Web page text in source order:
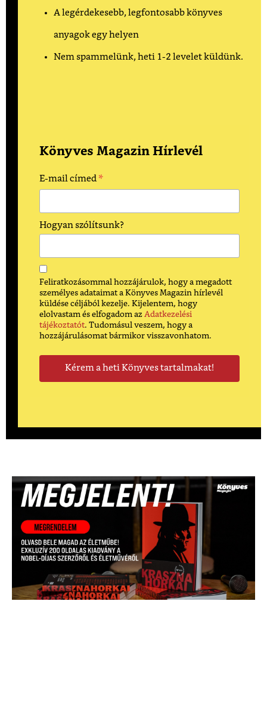
A legérdekesebb, legfontosabb könyves
anyagok egy helyen
Nem spammelünk, heti 1-2 levelet küldünk.
Könyves Magazin Hírlevél
E-mail címed *
Hogyan szólítsunk?
Feliratkozásommal hozzájárulok, hogy a megadott
személyes adataimat a Könyves Magazin hírlevél
küldése céljából kezelje. Kijelentem, hogy
elolvastam és elfogadom az Adatkezelési
tájékoztatót. Tudomásul veszem, hogy a
hozzájárulásomat bármikor visszavonhatom.